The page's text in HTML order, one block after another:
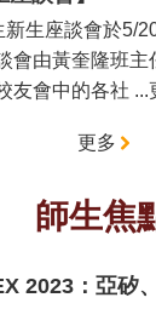
生座談會於5/
會由黃奎隆班
友會中的各社 ...
更多
師生焦
2023：亞矽